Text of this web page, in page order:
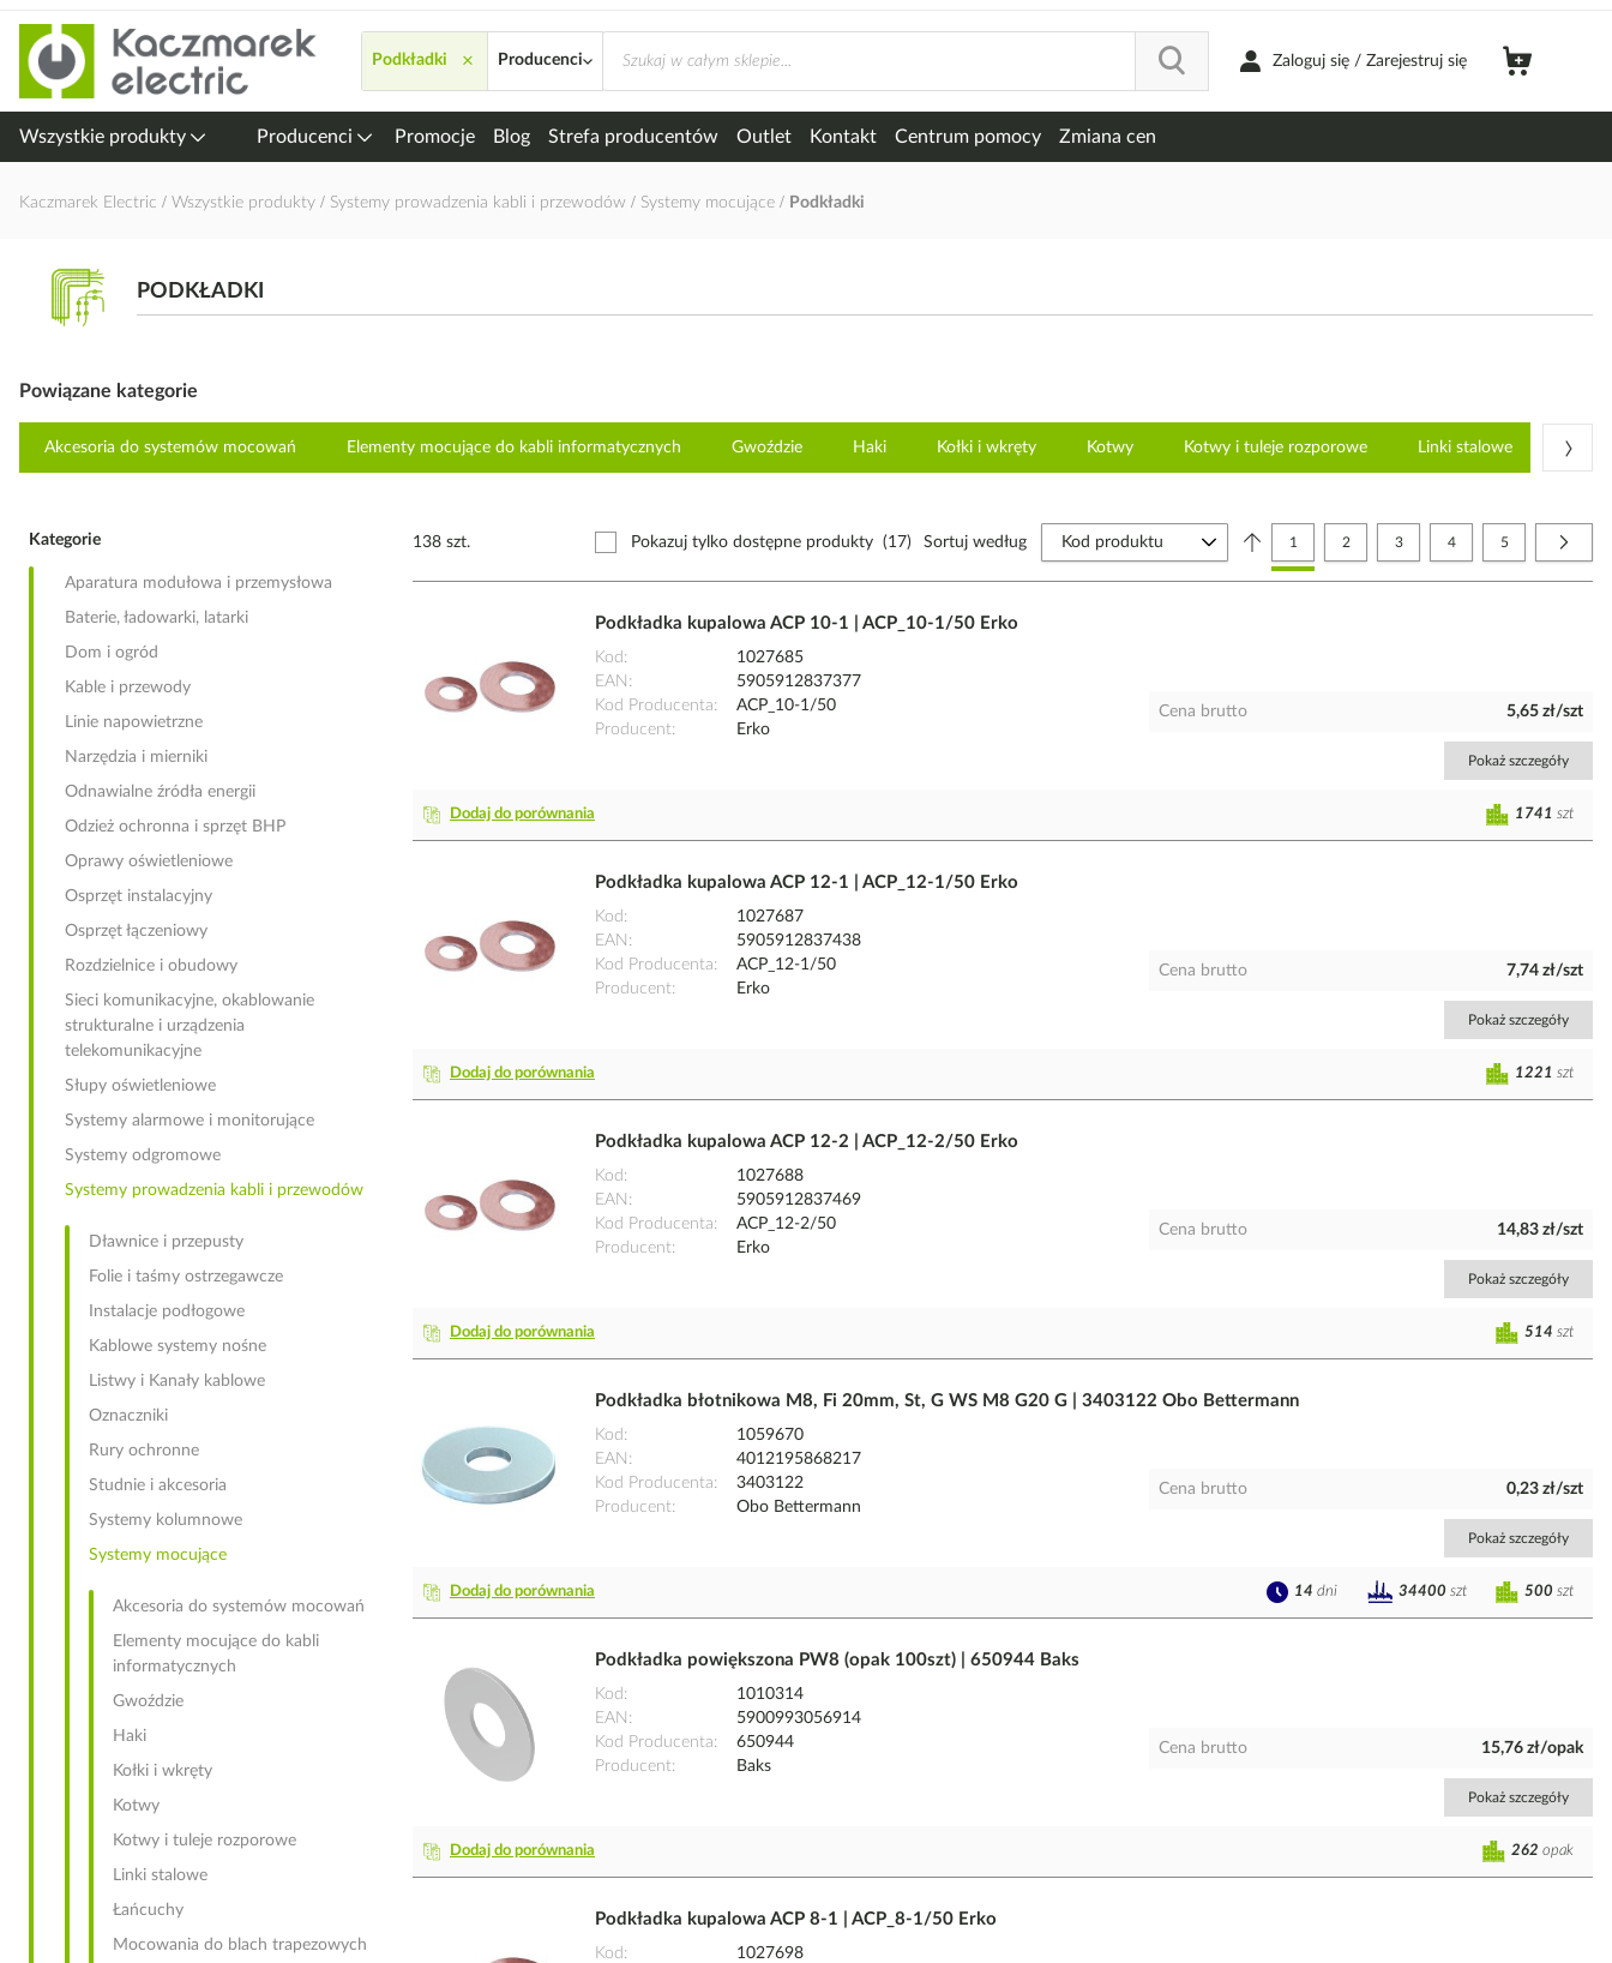
Przejdź
do
treści
Podkładki × Producenci Zaloguj się / Zarejestruj się
Wszystkie produkty Producenci Promocje Blog Strefa producentów Outlet Kontakt Centrum pomocy Zmiana cen
Kaczmarek Electric Wszystkie produkty Systemy prowadzenia kabli i przewodów Systemy mocujące Podkładki
PODKŁADKI
Powiązane kategorie
Akcesoria do systemów mocowań Elementy mocujące do kabli informatycznych Gwoździe Haki Kołki i wkręty Kotwy Kotwy i tuleje rozporowe Linki stalowe ›
138 szt. Pokazuj tylko dostępne produkty (17) Strona
Aktualnie czytasz stronę
1 Strona
2 Strona
3 Strona
4 Strona
5
Sortuj według
Podkładka kupalowa ACP 10-1 | ACP_10-1/50 Erko
Kod
1027685
EAN
5905912837377
Kod Producenta
ACP_10-1/50
Producent
Erko
Cena brutto 5,65 zł/szt
Pokaż szczegóły
Dodaj do porównania 1741 szt
Podkładka kupalowa ACP 12-1 | ACP_12-1/50 Erko
Kod
1027687
EAN
5905912837438
Kod Producenta
ACP_12-1/50
Producent
Erko
Cena brutto 7,74 zł/szt
Pokaż szczegóły
Dodaj do porównania 1221 szt
Podkładka kupalowa ACP 12-2 | ACP_12-2/50 Erko
Kod
1027688
EAN
5905912837469
Kod Producenta
ACP_12-2/50
Producent
Erko
Cena brutto 14,83 zł/szt
Pokaż szczegóły
Dodaj do porównania 514 szt
Podkładka błotnikowa M8, Fi 20mm, St, G WS M8 G20 G | 3403122 Obo Bettermann
Kod
1059670
EAN
4012195868217
Kod Producenta
3403122
Producent
Obo Bettermann
Cena brutto 0,23 zł/szt
Pokaż szczegóły
Dodaj do porównania 500 szt
14 dni 34400 szt
Podkładka powiększona PW8 (opak 100szt) | 650944 Baks
Kod
1010314
EAN
5900993056914
Kod Producenta
650944
Producent
Baks
Cena brutto 15,76 zł/opak
Pokaż szczegóły
Dodaj do porównania 262 opak
Podkładka kupalowa ACP 8-1 | ACP_8-1/50 Erko
Kod
1027698
Kategorie
Aparatura modułowa i przemysłowa
Baterie, ładowarki, latarki
Dom i ogród
Kable i przewody
Linie napowietrzne
Narzędzia i mierniki
Odnawialne źródła energii
Odzież ochronna i sprzęt BHP
Oprawy oświetleniowe
Osprzęt instalacyjny
Osprzęt łączeniowy
Rozdzielnice i obudowy
Sieci komunikacyjne, okablowanie
strukturalne i urządzenia
telekomunikacyjne
Słupy oświetleniowe
Systemy alarmowe i monitorujące
Systemy odgromowe
Systemy prowadzenia kabli i przewodów
Dławnice i przepusty
Folie i taśmy ostrzegawcze
Instalacje podłogowe
Kablowe systemy nośne
Listwy i Kanały kablowe
Oznaczniki
Rury ochronne
Studnie i akcesoria
Systemy kolumnowe
Systemy mocujące
Akcesoria do systemów mocowań
Elementy mocujące do kabli
informatycznych
Gwoździe
Haki
Kołki i wkręty
Kotwy
Kotwy i tuleje rozporowe
Linki stalowe
Łańcuchy
Mocowania do blach trapezowych